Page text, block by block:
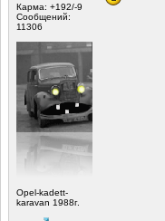
Карма: +192/-9
Сообщений:
11306
Opel-kadett-
karavan 1988г.